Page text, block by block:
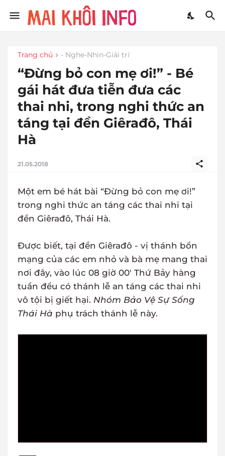
Trang chủ - Nghe-Nhìn-Giải trí
“Đừng bỏ con mẹ ơi!” - Bé
gái hát đưa tiễn đưa các
thai nhi, trong nghi thức an
táng tại đền Giêrađô, Thái
Hà
21.05.2018
Một em bé hát bài “Đừng bỏ con mẹ ơi!”
trong nghi thức an táng các thai nhi tại
đền Giêrađô, Thái Hà.
Được biết, tại đền Giêrađô - vị thánh bổn
mạng của các em nhỏ và bà mẹ mang thai
nơi đây, vào lúc 08 giờ 00' Thứ Bảy hàng
tuần đều có thánh lễ an táng các thai nhi
vô tội bị giết hại. Nhóm Bảo Vệ Sự Sống
Thái Hà phụ trách thánh lễ này.